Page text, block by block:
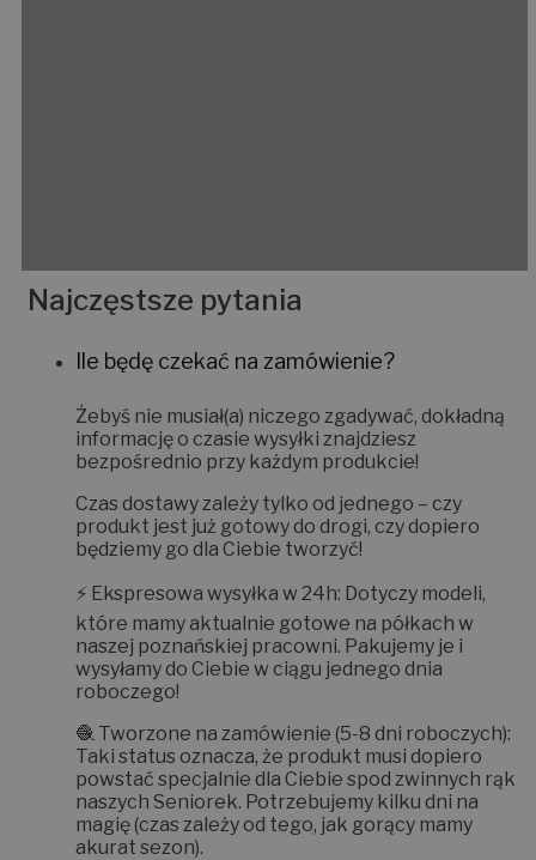
Najczęstsze pytania
Ile będę czekać na zamówienie?
Żebyś nie musiał(a) niczego zgadywać, dokładną
informację o czasie wysyłki znajdziesz
bezpośrednio przy każdym produkcie!
Czas dostawy zależy tylko od jednego – czy
produkt jest już gotowy do drogi, czy dopiero
będziemy go dla Ciebie tworzyć!
⚡ Ekspresowa wysyłka w 24h: Dotyczy modeli,
które mamy aktualnie gotowe na półkach w
naszej poznańskiej pracowni. Pakujemy je i
wysyłamy do Ciebie w ciągu jednego dnia
roboczego!
🧶 Tworzone na zamówienie (5-8 dni roboczych):
Taki status oznacza, że produkt musi dopiero
powstać specjalnie dla Ciebie spod zwinnych rąk
naszych Seniorek. Potrzebujemy kilku dni na
magię (czas zależy od tego, jak gorący mamy
akurat sezon).